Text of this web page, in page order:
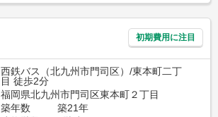
初期費用に注目
西鉄バス（北九州市門司区）/東本町二丁
目 徒歩2分
福岡県北九州市門司区東本町２丁目
築年数
築21年